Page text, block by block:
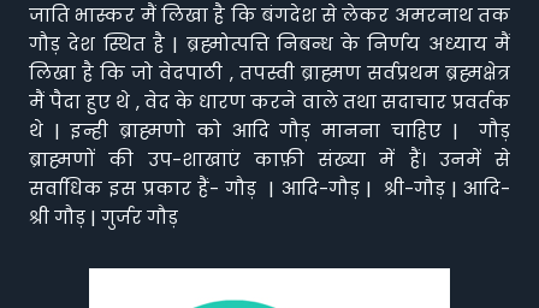
जाति भास्कर मैं लिखा है कि बंगदेश से लेकर अमरनाथ तक
गौड़ देश स्थित है | ब्रह्मोत्पत्ति निबन्ध के निर्णय अध्याय मैं
लिखा है कि जो वेदपाठी , तपस्वी ब्राह्मण सर्वप्रथम ब्रह्मक्षेत्र
मैं पैदा हुए थे , वेद के धारण करने वाले तथा सदाचार प्रवर्तक
थे | इन्ही ब्राह्मणो को आदि गौड़ मानना चाहिए | गौड़
ब्राह्मणों की उप-शाखाएं काफ़ी संख्या में हैं। उनमें से
सर्वाधिक इस प्रकार हैं- गौड़ | आदि-गौड़ | श्री-गौड़ | आदि-
श्री गौड़ | गुर्जर गौड़